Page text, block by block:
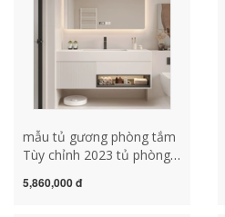
thông minh
mẫu tủ gương phòng tắm
Tùy chỉnh 2023 tủ phòng
một chậu sứ liền mạch
5,860,000 đ